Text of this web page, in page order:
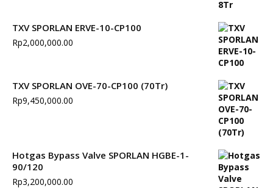
TXV SPORLAN ERVE-10-CP100
Rp2,000,000.00
TXV SPORLAN OVE-70-CP100 (70Tr)
Rp9,450,000.00
Hotgas Bypass Valve SPORLAN HGBE-1-
90/120
Rp3,200,000.00